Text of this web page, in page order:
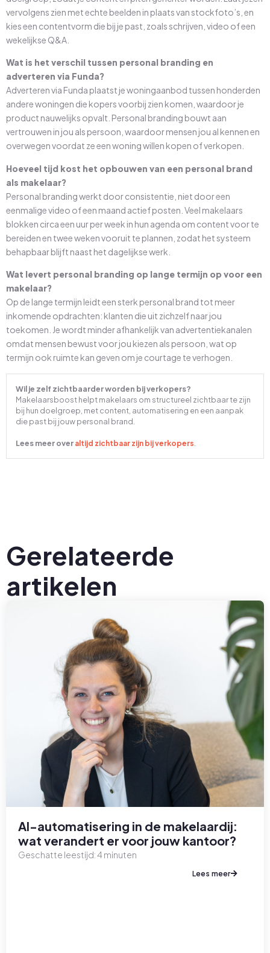
vervolgens zien met echte beelden in plaats van stockfoto’s, en
kies een contentvorm die bij je past, zoals schrijven, video of een
wekelijkse Q&A.
Wat is het verschil tussen personal branding en
adverteren via Funda?
Adverteren via Funda plaatst je woningaanbod tussen honderden
andere woningen die kopers voorbij zien komen, waardoor je
product nauwelijks opvalt. Personal branding bouwt aan
vertrouwen in jou als persoon, waardoor mensen jou al kennen en
overwegen voordat ze een woning willen kopen of verkopen.
Hoeveel tijd kost het opbouwen van een personal brand
als makelaar?
Personal branding werkt door consistentie, niet door een
eenmalige video of een maand actief posten. Veel makelaars
blokken circa een uur per week in hun agenda om content voor te
bereiden en twee weken vooruit te plannen, zodat het systeem
behapbaar blijft naast het dagelijkse werk.
Wat levert personal branding op lange termijn op voor een
makelaar?
Op de lange termijn leidt een sterk personal brand tot meer
inkomende opdrachten: klanten die uit zichzelf naar jou
toekomen. Je wordt minder afhankelijk van advertentiekanalen
omdat mensen bewust voor jou kiezen als persoon, wat op
termijn ook ruimte kan geven om je courtage te verhogen.
Wil je zelf zichtbaarder worden bij verkopers?
Makelaarsboost helpt makelaars om structureel zichtbaar te zijn
bij hun doelgroep, met content, automatisering en een aanpak
die past bij jouw personal brand.
Lees meer over altijd zichtbaar zijn bij verkopers
Gerelateerde
artikelen
AI-automatisering in de makelaardij:
wat verandert er voor jouw kantoor?
Geschatte leestijd:4 minuten
Lees meer